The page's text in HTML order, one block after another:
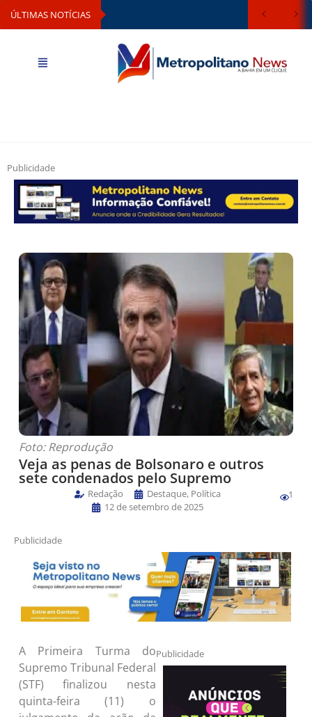
ÚLTIMAS NOTÍCIAS
Publicidade
Foto: Reprodução
Veja as penas de Bolsonaro e outros
sete condenados pelo Supremo
Redação Destaque, Política
12 de setembro de 2025
1
Publicidade
A Primeira Turma do
Supremo Tribunal Federal
(STF) finalizou nesta
quinta-feira (11) o
Publicidade